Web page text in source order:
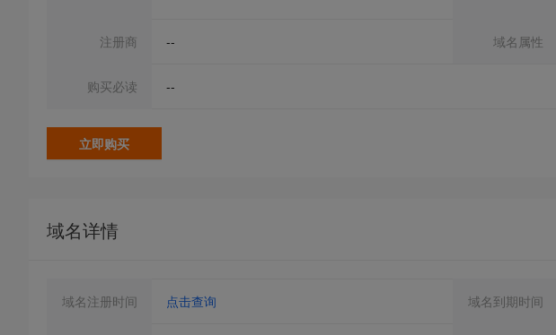
注册商 -- 域名属性
购买必读 --
立即购买
域名详情
域名注册时间 点击查询 域名到期时间